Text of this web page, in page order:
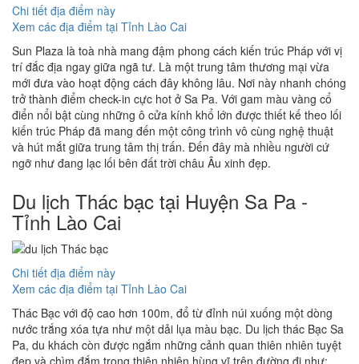
Chi tiết địa điểm này
Xem các địa điểm tại Tỉnh Lào Cai
Sun Plaza là toà nhà mang đậm phong cách kiến trúc Pháp với vị
trí đắc địa ngay giữa ngã tư. Là một trung tâm thương mại vừa
mới đưa vào hoạt động cách đây không lâu. Nơi này nhanh chóng
trở thành điểm check-in cực hot ở Sa Pa. Với gam màu vàng cổ
điển nổi bật cùng những ô cửa kính khổ lớn được thiết kế theo lối
kiến trúc Pháp đã mang đến một công trình vô cùng nghệ thuật
và hút mắt giữa trung tâm thị trấn. Đến đây mà nhiều người cứ
ngỡ như đang lạc lối bên đất trời châu Âu xinh đẹp.
Du lịch Thác bạc tại Huyện Sa Pa -
Tỉnh Lào Cai
Chi tiết địa điểm này
Xem các địa điểm tại Tỉnh Lào Cai
Thác Bạc với độ cao hơn 100m, đổ từ đỉnh núi xuống một dòng
nước trắng xóa tựa như một dải lụa màu bạc. Du lịch thác Bạc Sa
Pa, du khách còn được ngắm những cảnh quan thiên nhiên tuyệt
đẹp và chìm đắm trong thiên nhiên hùng vĩ trên đường đi như: